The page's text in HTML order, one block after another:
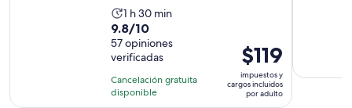
La
actividad
dura
1
hora
y
1 h 30 min
9.8
de
10
con
57
9.8/10
57 opiniones
verificadas
Cancelación gratuita
disponible
El
precio
es
de
$119
impuestos y
cargos incluidos
por adulto